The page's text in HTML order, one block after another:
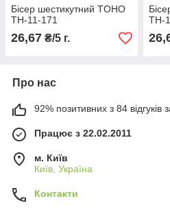
Бісер шестикутний TOHO
TH-11-171
26,67 ₴/5 г.
TH-
Про нас
92% позитивних з 84 відгуків
Працює з 22.02.2011
м. Київ
Київ, Україна
Контакти